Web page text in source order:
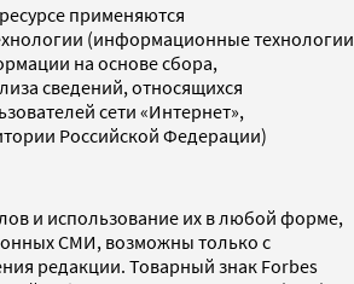
применяются
(информационные технологии
на основе сбора,
сведений, относящихся
сети «Интернет»,
Российской Федерации)
и использование их в любой форме,
СМИ, возможны только с
редакции. Товарный знак Forbes